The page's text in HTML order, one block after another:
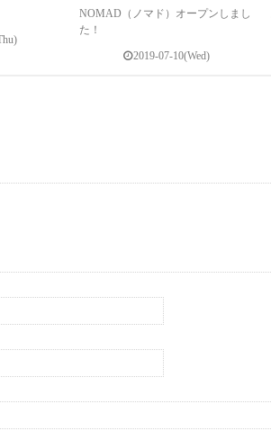
NOMAD（ノマド）オープンしまし
た！
2019-07-10(Wed)